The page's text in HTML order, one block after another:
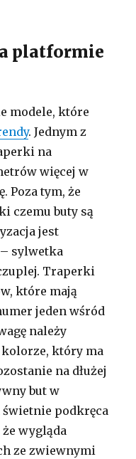
platformie
modele, które
. Jednym z
na
więcej w
Poza tym, że
czemu buty są
jest
sylwetka
Traperki
które mają
jeden wśród
należy
kolorze, który ma
na dłużej
but w
podkręca
wygląda
ze zwiewnymi